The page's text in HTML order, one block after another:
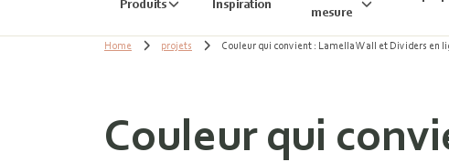
Produits Inspiration
mesure
Home projets Couleur qui convient : Lamella Wall et Dividers en
Couleur qui